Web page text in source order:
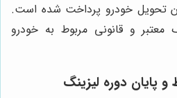
تحویل خودرو پرداخت شده است.
معتبر و قانونی مربوط به خودرو